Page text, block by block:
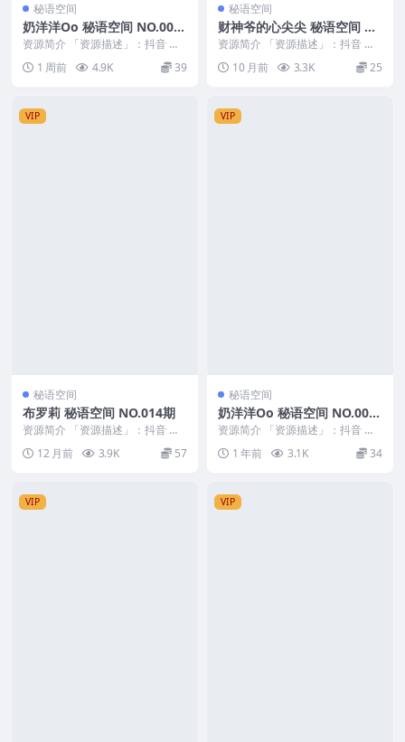
秘语空间
奶洋洋Oo 秘语空间 NO.009
期
资源简介 「资源描述」：抖音 奶
洋洋Oo 秘语空间 NO.009期 【37
P2V...1 周前 4.9K 39
秘语空间
财神爷的心尖尖 秘语空间 N
O.011期
资源简介 「资源描述」：抖音 财
神爷的心尖尖 秘语空间 NO.011期
【30P...
10 月前 3.3K 25
VIP
秘语空间
布罗莉 秘语空间 NO.014期
资源简介 「资源描述」：抖音 布
罗莉 秘语空间 NO.014期 【11P1
V】 ...12 月前 3.9K 57
VIP
秘语空间
奶洋洋Oo 秘语空间 NO.002
期
资源简介 「资源描述」：抖音 奶
洋洋Oo 秘语空间 NO.002期 【29
P】 ...1 年前 3.1K 34
VIP VIP